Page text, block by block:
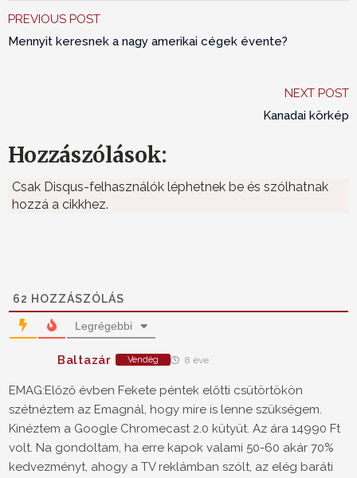
PREVIOUS POST
Mennyit keresnek a nagy amerikai cégek évente?
NEXT POST
Kanadai körkép
Hozzászólások:
Csak Disqus-felhasználók léphetnek be és szólhatnak
hozzá a cikkhez.
62 HOZZÁSZÓLÁS
Legrégebbi
Baltazár Vendég 8 éve
EMAG:Előző évben Fekete péntek előtti csütörtökön
szétnéztem az Emagnál, hogy mire is lenne szükségem.
Kinéztem a Google Chromecast 2.0 kütyüt. Az ára 14990 Ft
volt. Na gondoltam, ha erre kapok valami 50-60 akár 70%
kedvezményt, ahogy a TV reklámban szólt, az elég baráti